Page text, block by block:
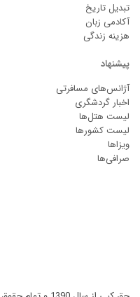
تبدیل تاریخ
آکادمی زبان
هزینه زندگی
پیشنهاد
آژانس‌های مسافرتی
اخبار گردشگری
لیست هتل‌ها
لیست کشورها
ویزاها
صرافی‌ها